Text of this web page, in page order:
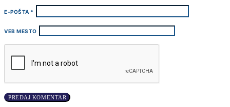
E-POŠTA *
VEB MESTO